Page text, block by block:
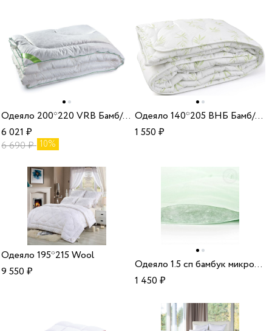
Одеяло 200*220 VRB Бамб/ХБ 150 22
6 021₽
6 690₽ 10%
Одеяло 140*205 ВНБ Бамб/ХБ 150 33
1 550₽
Одеяло 195*215 Wool
9 550₽
Одеяло 1.5 сп бамбук микрофибра
1 450₽